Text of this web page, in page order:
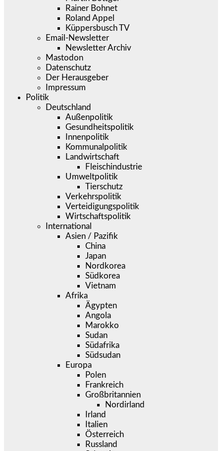
Rainer Bohnet
Roland Appel
Küppersbusch TV
Email-Newsletter
Newsletter Archiv
Mastodon
Datenschutz
Der Herausgeber
Impressum
Politik
Deutschland
Außenpolitik
Gesundheitspolitik
Innenpolitik
Kommunalpolitik
Landwirtschaft
Fleischindustrie
Umweltpolitik
Tierschutz
Verkehrspolitik
Verteidigungspolitik
Wirtschaftspolitik
International
Asien / Pazifik
China
Japan
Nordkorea
Südkorea
Vietnam
Afrika
Ägypten
Angola
Marokko
Sudan
Südafrika
Südsudan
Europa
Polen
Frankreich
Großbritannien
Nordirland
Irland
Italien
Österreich
Russland